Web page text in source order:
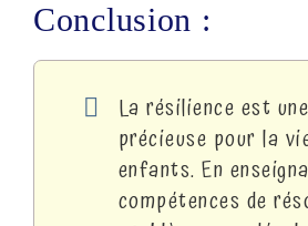
Conclusion :
La résilience est
précieuse pour la
enfants. En
compétences de